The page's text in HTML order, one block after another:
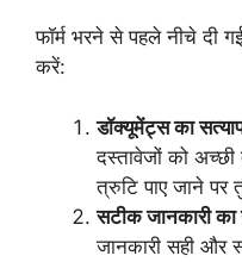
फॉर्म भरने से पहले नीचे दी
करें:
डॉक्यूमेंट्स का
दस्तावेजों को
त्रुटि पाए जाने
सटीक जानकारी
जानकारी सही और